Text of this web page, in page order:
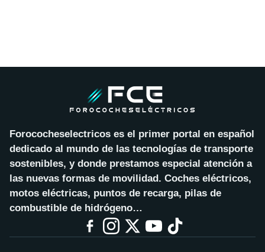
Forococheselectricos es el primer portal en español
dedicado al mundo de las tecnologías de transporte
sostenibles, y donde prestamos especial atención a
las nuevas formas de movilidad. Coches eléctricos,
motos eléctricas, puntos de recarga, pilas de
combustible de hidrógeno…